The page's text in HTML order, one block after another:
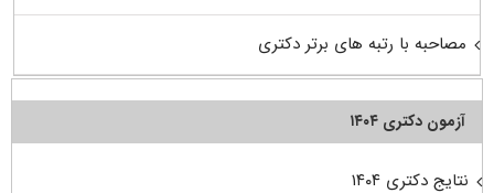
مصاحبه با رتبه های برتر دکتری
آزمون دکتری ۱۴۰۴
نتایج دکتری ۱۴۰۴